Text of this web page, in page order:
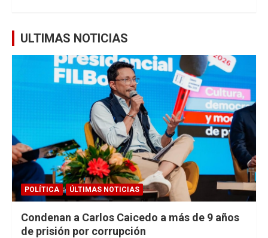
ULTIMAS NOTICIAS
POLÍTICA ÚLTIMAS NOTICIAS
Condenan a Carlos Caicedo a más de 9 años
de prisión por corrupción